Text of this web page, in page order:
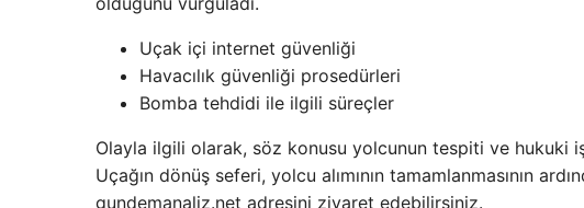
Uçak içi internet güvenliği
Havacılık güvenliği prosedürleri
Bomba tehdidi ile ilgili süreçler
Olayla ilgili olarak, söz konusu yolcunun tespiti ve hukuki
Uçağın dönüş seferi, yolcu alımının tamamlanmasının
gundemanaliz.net adresini ziyaret edebilirsiniz.